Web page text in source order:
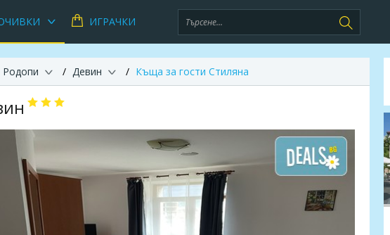
ИГРАЧКИ
Родопи Девин Къща за гости Стиляна